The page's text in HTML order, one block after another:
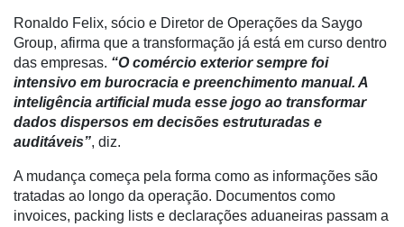
Cadastre-
se
Minha
conta
Ronaldo Felix, sócio e Diretor de Operações da Saygo
Group, afirma que a transformação já está em curso dentro
das empresas. “O comércio exterior sempre foi
intensivo em burocracia e preenchimento manual. A
inteligência artificial muda esse jogo ao transformar
dados dispersos em decisões estruturadas e
auditáveis”, diz.
A mudança começa pela forma como as informações são
tratadas ao longo da operação. Documentos como
invoices, packing lists e declarações aduaneiras passam a